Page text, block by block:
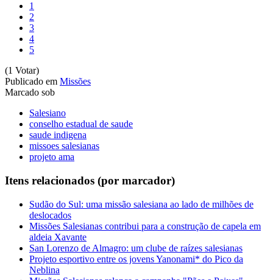
1
2
3
4
5
(1 Votar)
Publicado em Missões
Marcado sob
Salesiano
conselho estadual de saude
saude indigena
missoes salesianas
projeto ama
Itens relacionados (por marcador)
Sudão do Sul: uma missão salesiana ao lado de milhões de
deslocados
Missões Salesianas contribui para a construção de capela em
aldeia Xavante
San Lorenzo de Almagro: um clube de raízes salesianas
Projeto esportivo entre os jovens Yanonami* do Pico da
Neblina